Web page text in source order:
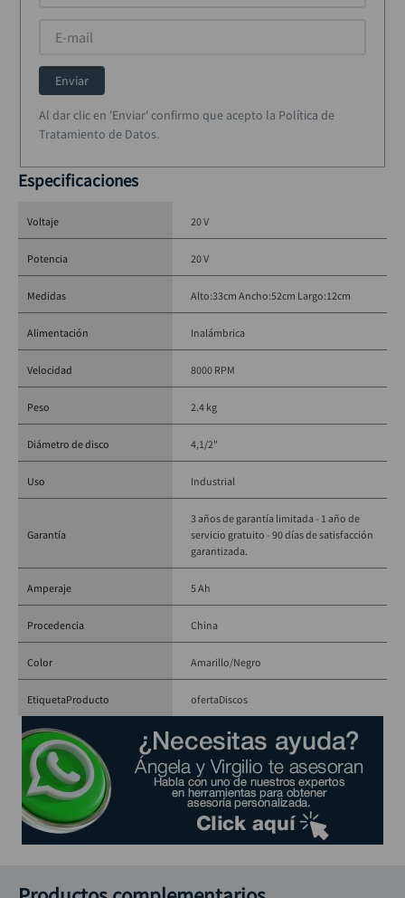
Motor de 7000 RPM: alto desempeño para corte y rectificado.
Funciona con baterías 20V MAX, sin cables ni restricciones.
Cambio de disco sin herramientas, gracias al botón de
bloqueo del eje.
Empuñadura lateral de 2 posiciones, para mayor estabilidad
Botón de seguridad que evita el arranque accidental.
Incluye disco de corte tipo 1 para metal DW4543.
Corte de varillas, tuberías, barras de refuerzo
Desbaste con muelas abrasivas
Especificaciones técnicas:
Voltaje: 20V MAX
Tipo de motor: Inalámbrico de alto torque
Rosca del eje: 5/8"
Enviar
Al dar clic en 'Enviar' confirmo que acepto la Política de
Tratamiento de Datos.
Especificaciones
Voltaje 20 V
Potencia 20 V
Medidas Alto:33cm Ancho:52cm Largo:12cm
Alimentación Inalámbrica
Velocidad 8000 RPM
Peso 2.4 kg
Diámetro de disco 4,1/2"
Uso Industrial
Garantía
3 años de garantía limitada - 1 año de
servicio gratuito - 90 días de satisfacción
garantizada.
Amperaje 5 Ah
Procedencia China
Color Amarillo/Negro
EtiquetaProducto ofertaDiscos